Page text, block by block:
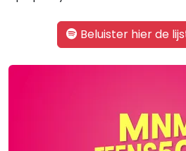
Beluister hier de
Gerelateerde